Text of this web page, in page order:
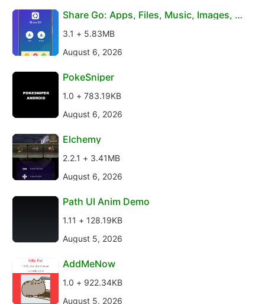
Share Go: Apps, Files, Music, Images, Vi
3.1 + 5.83MB
August 6, 2026
PokeSniper
1.0 + 783.19KB
August 6, 2026
Elchemy
2.2.1 + 3.41MB
August 6, 2026
Path UI Anim Demo
1.11 + 128.19KB
August 5, 2026
AddMeNow
1.0 + 922.34KB
August 5, 2026